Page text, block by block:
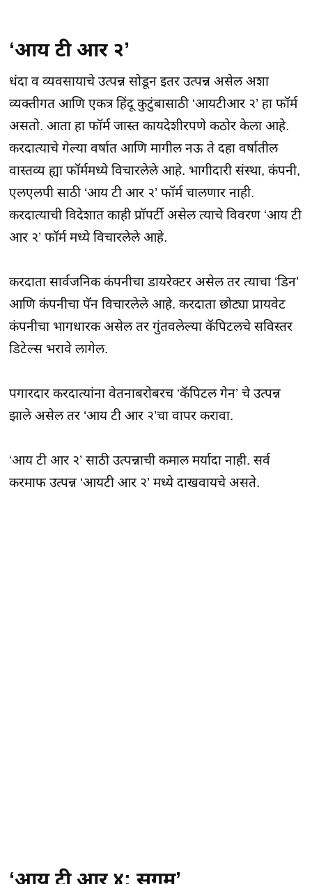
‘आय टी आर २’
धंदा व व्यवसायाचे उत्पन्न सोडून इतर उत्पन्न असेल अशा
व्यक्तीगत आणि एकत्र हिंदू कुटुंबासाठी ‘आयटीआर २’ हा फॉर्म
असतो. आता हा फॉर्म जास्त कायदेशीरपणे कठोर केला आहे.
करदात्याचे गेल्या वर्षात आणि मागील नऊ ते दहा वर्षातील
वास्तव्य ह्या फॉर्ममध्ये विचारलेले आहे. भागीदारी संस्था, कंपनी,
एलएलपी साठी ‘आय टी आर २’ फॉर्म चालणार नाही.
करदात्याची विदेशात काही प्रॉपर्टी असेल त्याचे विवरण ‘आय टी
आर २’ फॉर्म मध्ये विचारलेले आहे.
करदाता सार्वजनिक कंपनीचा डायरेक्टर असेल तर त्याचा ‘डिन’
आणि कंपनीचा पॅन विचारलेले आहे. करदाता छोट्या प्रायवेट
कंपनीचा भागधारक असेल तर गुंतवलेल्या कॅपिटलचे सविस्तर
डिटेल्स भरावे लागेल.
पगारदार करदात्यांना वेतनाबरोबरच ‘कॅपिटल गेन’ चे उत्पन्न
झाले असेल तर ‘आय टी आर २’चा वापर करावा.
‘आय टी आर २’ साठी उत्पन्नाची कमाल मर्यादा नाही. सर्व
करमाफ उत्पन्न ‘आयटी आर २’ मध्ये दाखवायचे असते.
‘आय टी आर ४: सुगम’